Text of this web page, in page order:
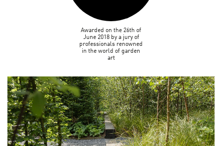
Awarded on the 26th of
June 2018 by a jury of
professionals renowned
in the world of garden
art